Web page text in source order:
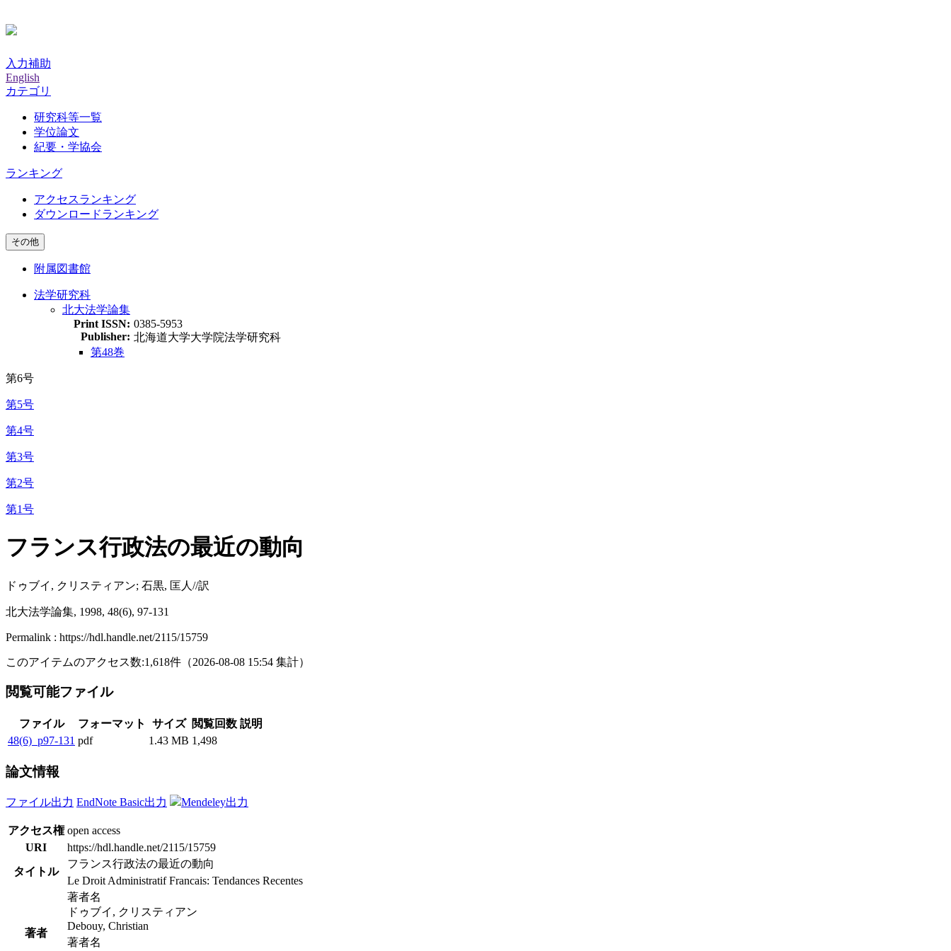
入力補助
English
カテゴリ
研究科等一覧
学位論文
紀要・学協会
ランキング
アクセスランキング
ダウンロードランキング
その他
附属図書館
法学研究科
北大法学論集
Print ISSN: 0385-5953
Publisher: 北海道大学大学院法学研究科
第48巻
第6号
第5号
第4号
第3号
第2号
第1号
フランス行政法の最近の動向
ドゥブイ, クリスティアン; 石黒, 匡人//訳
北大法学論集, 1998, 48(6), 97-131
Permalink : https://hdl.handle.net/2115/15759
このアイテムのアクセス数:1,618件 （2026-08-08 15:54 集計）
閲覧可能ファイル
ファイル フォーマット サイズ 閲覧回数 説明
48(6)_p97-131 pdf 1.43 MB 1,498
論文情報
ファイル出力 EndNote Basic出力 Mendeley出力
アクセス権 open access
URI
https://hdl.handle.net/2115/15759
タイトル
フランス行政法の最近の動向
Le Droit Administratif Francais: Tendances Recentes
著者
著者名
ドゥブイ, クリスティアン
Debouy, Christian
著者名